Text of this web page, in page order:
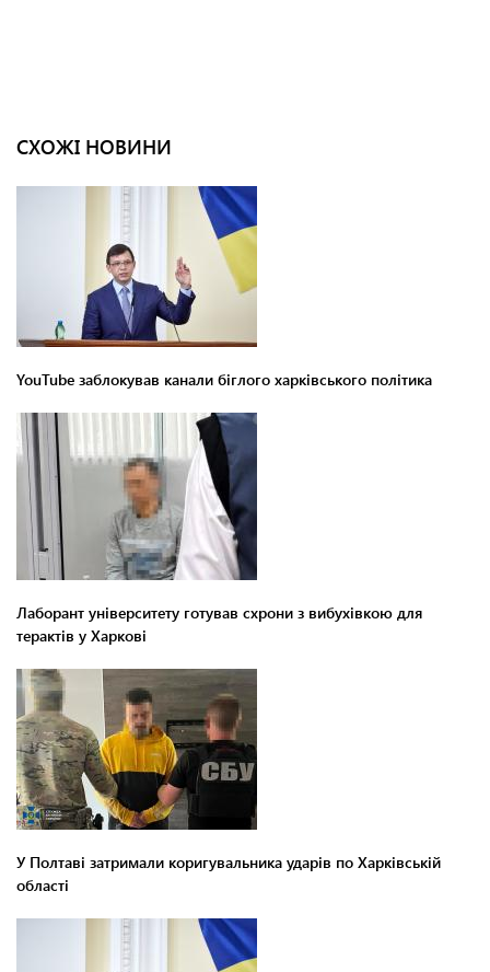
СХОЖІ НОВИНИ
YouTube заблокував канали біглого харківського політика
Лаборант університету готував схрони з вибухівкою для
терактів у Харкові
У Полтаві затримали коригувальника ударів по Харківській
області